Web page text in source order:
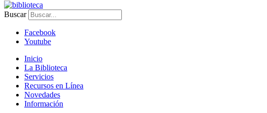
Buscar
Facebook
Youtube
Inicio
La Biblioteca
Servicios
Recursos en Línea
Novedades
Información